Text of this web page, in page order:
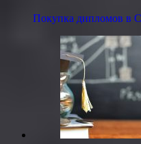
Покупка дипломов в